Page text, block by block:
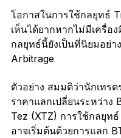
โอกาสในการใช้กลยุทธ์
เห็นได้ยากหากไม่มีเครื่อ
กลยุทธ์นี้ยังเป็นที่นิยมอย่
Arbitrage
ตัวอย่าง สมมติว่านักเทร
ราคาแลกเปลี่ยนระหว่าง
Tez (XTZ) การใช้กลยุท
อาจเริ่มต้นด้วยการแลก